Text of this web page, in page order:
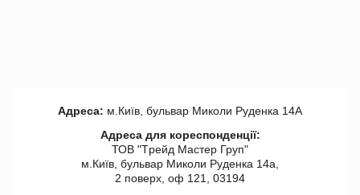
Адреса: м.Київ, бульвар Миколи Руденка 14А
Адреса для кореспонденції:
ТОВ "Tрейд Мастер Груп"
м.Київ, бульвар Миколи Руденка 14а,
2 поверх, оф 121, 03194